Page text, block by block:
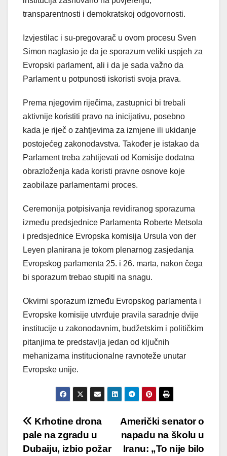
transparentnosti i demokratskoj odgovornosti.
Izvjestilac i su-pregovarač u ovom procesu Sven
Simon naglasio je da je sporazum veliki uspjeh za
Evropski parlament, ali i da je sada važno da
Parlament u potpunosti iskoristi svoja prava.
Prema njegovim riječima, zastupnici bi trebali
aktivnije koristiti pravo na inicijativu, posebno
kada je riječ o zahtjevima za izmjene ili ukidanje
postojećeg zakonodavstva. Također je istakao da
Parlament treba zahtijevati od Komisije dodatna
obrazloženja kada koristi pravne osnove koje
zaobilaze parlamentarni proces.
Ceremonija potpisivanja revidiranog sporazuma
između predsjednice Parlamenta Roberte Metsola
i predsjednice Evropska komisija Ursula von der
Leyen planirana je tokom plenarnog zasjedanja
Evropskog parlamenta 25. i 26. marta, nakon čega
bi sporazum trebao stupiti na snagu.
Okvirni sporazum između Evropskog parlamenta i
Evropske komisije utvrđuje pravila saradnje dvije
institucije u zakonodavnim, budžetskim i političkim
pitanjima te predstavlja jedan od ključnih
mehanizama institucionalne ravnoteže unutar
Evropske unije.
Post
navigation
Američki senator o
napadu na školu u
Iranu: „To nije bilo
Krhotine drona
pale na zgradu u
Dubaiju, izbio požar